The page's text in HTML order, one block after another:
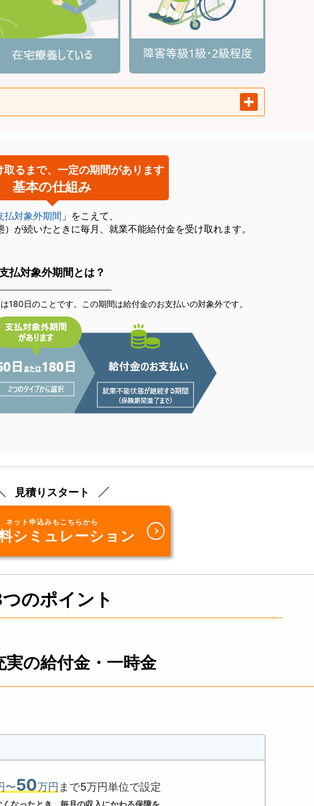
取るまで、一定の期間があります
基本の仕組み
払対象外期間 」をこえて、
が続いたときに毎月、就業不能給付金を受け取れます。
払対象外期間とは？
180日のことです。この期間は給付金のお支払いの対象外です。
見積りスタート
ネット申込みもこちらから
シミュレーション
のポイント
の給付金・一時金
〜50万円 まで5万円単位で設定